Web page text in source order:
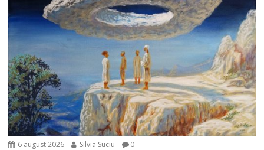
6 august 2026 Silvia Suciu 0